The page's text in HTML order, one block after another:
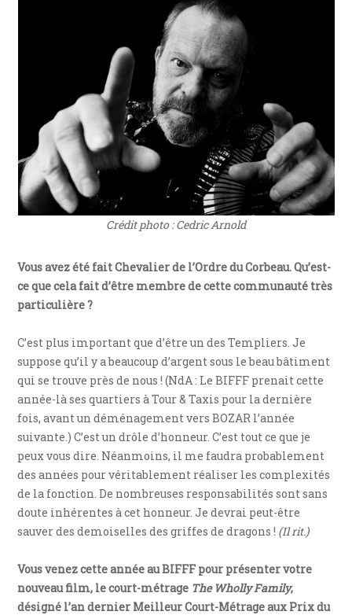
Crédit photo : Cedric Arnold
Vous avez été fait Chevalier de l’Ordre du Corbeau. Qu’est-
ce que cela fait d’être membre de cette communauté très
particulière ?
C’est plus important que d’être un des Templiers. Je
suppose qu’il y a beaucoup d’argent sous le beau bâtiment
qui se trouve près de nous ! (NdA : Le BIFFF prenait cette
année-là ses quartiers à Tour & Taxis pour la dernière
fois, avant un déménagement vers BOZAR l’année
suivante.) C’est un drôle d’honneur. C’est tout ce que je
peux vous dire. Néanmoins, il me faudra probablement
des années pour véritablement réaliser les complexités
de la fonction. De nombreuses responsabilités sont sans
doute inhérentes à cet honneur. Je devrai peut-être
sauver des demoiselles des griffes de dragons ! (Il rit.)
Vous venez cette année au BIFFF pour présenter votre
nouveau film, le court-métrage The Wholly Family,
désigné l’an dernier Meilleur Court-Métrage aux Prix du